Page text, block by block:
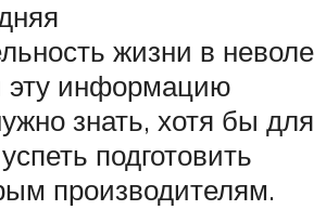
жизни в неволе
эту информацию
знать, хотя бы для
подготовить
производителям.